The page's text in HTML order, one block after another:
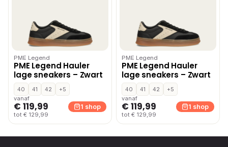
PME Legend
PME Legend Hauler
lage sneakers – Zwart
40 41 42
+5
vanaf
€ 119,99
tot € 129,99
1 shop
PME Legend
PME Legend Hauler
lage sneakers – Zwart
40 41 42
+5
vanaf
€ 119,99
tot € 129,99
1 shop